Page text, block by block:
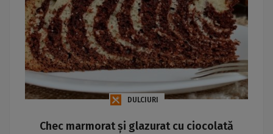
DULCIURI
Chec marmorat și glazurat cu ciocolată